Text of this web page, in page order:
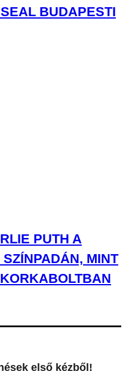
BUDAPESTI
PUTH A
MINT
első kézből!